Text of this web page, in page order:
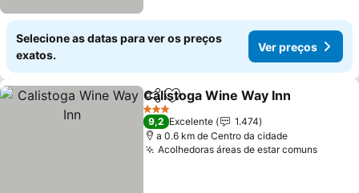
Selecione as datas para ver os preços
exatos.
Ver preços
PartilharAdicionar aos favoritos
Calistoga Wine Way Inn
3 Estrelas
9,2 Excelente
1.474
a 0.6 km de Centro da cidade
Acolhedoras áreas de estar comuns